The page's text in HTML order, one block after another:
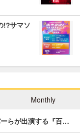
!?サマソ
Monthly
らが出演する『百…